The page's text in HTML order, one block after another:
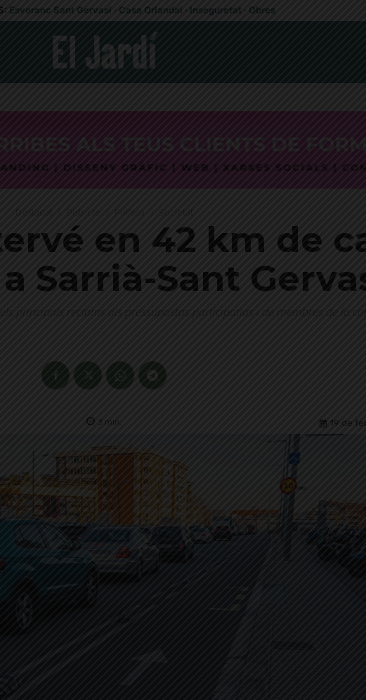
Esvoranc Sant Gervasi · Casa Orlandai · Inseguretat · Obres
Destacat Societat
en 42 km de
Sarrià-Sant
principals reclams als pressupostos participatius i de membres de la
3 min. 19 de